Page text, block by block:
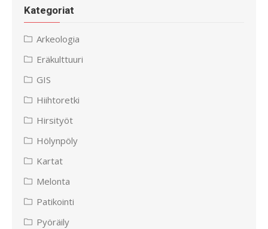
Kategoriat
Arkeologia
Eräkulttuuri
GIS
Hiihtoretki
Hirsityöt
Hölynpöly
Kartat
Melonta
Patikointi
Pyöräily